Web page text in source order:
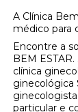
A Clínica
médico para
Encontre a
BEM
clínica
ginecológica
particular e